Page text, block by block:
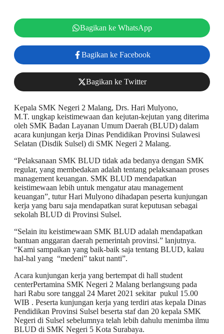
Bagikan ke WhatsApp
Bagikan ke Facebook
Bagikan ke Twitter
Kepala SMK Negeri 2 Malang, Drs. Hari Mulyono,
M.T. ungkap keistimewaan dan kejutan-kejutan yang diterima
oleh SMK Badan Layanan Umum Daerah (BLUD) dalam
acara kunjungan kerja Dinas Pendidikan Provinsi Sulawesi
Selatan (Disdik Sulsel) di SMK Negeri 2 Malang.
“Pelaksanaan SMK BLUD tidak ada bedanya dengan SMK
regular, yang membedakan adalah tentang pelaksanaan proses
management keuangan. SMK BLUD mendapatkan
keistimewaan lebih untuk mengatur atau management
keuangan”, tutur Hari Mulyono dihadapan peserta kunjungan
kerja yang baru saja mendapatkan surat keputusan sebagai
sekolah BLUD di Provinsi Sulsel.
“Selain itu keistimewaan SMK BLUD adalah mendapatkan
bantuan anggaran daerah pemerintah provinsi.” lanjutnya.
“Kami sampaikan yang baik-baik saja tentang BLUD, kalau
hal-hal yang “medeni” takut nanti”.
Acara kunjungan kerja yang bertempat di hall student
centerPertamina SMK Negeri 2 Malang berlangsung pada
hari Rabu sore tanggal 24 Maret 2021 sekitar pukul 15.00
WIB . Peserta kunjungan kerja yang terdiri atas kepala Dinas
Pendidikan Provinsi Sulsel beserta staf dan 20 kepala SMK
Negeri di Sulsel sebelumnya telah lebih dahulu menimba ilmu
BLUD di SMK Negeri 5 Kota Surabaya.